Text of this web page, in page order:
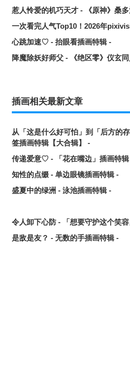
惹人怜爱的机巧天才 - 《原神》桑
一次看完人气Top10！2026年
心跳加速♡ - 抬眼看插画特辑 -
降魔除妖好师父 - 《绝区零》仪玄
插画相关最新文章
从「这是什么好可怕」到「后方的
签插画特辑【大合辑】 -
传递爱意♡ - 「花在嘴边」插画特
知性的点缀 - 单边眼镜插画特辑 -
盛夏中的绿洲 - 泳池插画特辑 -
令人卸下心防 - 「想要守护这个笑
是敌是友？ - 无数的手插画特辑 -